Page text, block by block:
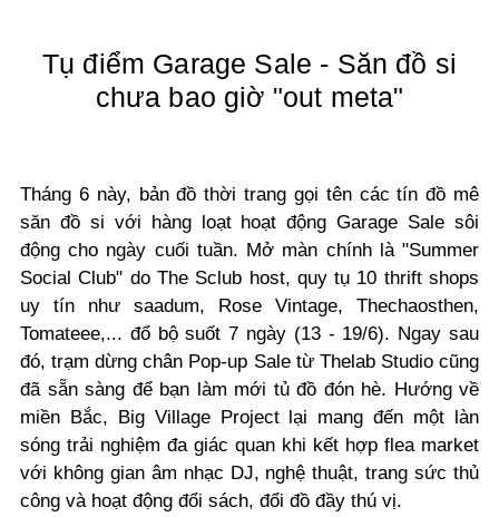
Tụ điểm Garage Sale - Săn đồ si
chưa bao giờ "out meta"
Tháng 6 này, bản đồ thời trang gọi tên các tín đồ mê
săn đồ si với hàng loạt hoạt động Garage Sale sôi
động cho ngày cuối tuần. Mở màn chính là "Summer
Social Club" do The Sclub host, quy tụ 10 thrift shops
uy tín như saadum, Rose Vintage, Thechaosthen,
Tomateee,... đổ bộ suốt 7 ngày (13 - 19/6). Ngay sau
đó, trạm dừng chân Pop-up Sale từ Thelab Studio cũng
đã sẵn sàng để bạn làm mới tủ đồ đón hè. Hướng về
miền Bắc, Big Village Project lại mang đến một làn
sóng trải nghiệm đa giác quan khi kết hợp flea market
với không gian âm nhạc DJ, nghệ thuật, trang sức thủ
công và hoạt động đổi sách, đổi đồ đầy thú vị.